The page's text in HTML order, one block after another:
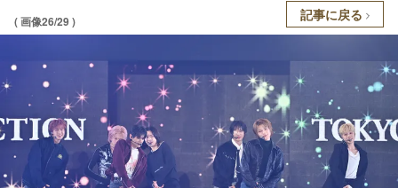
( 画像26/29 ) 記事に戻る